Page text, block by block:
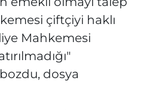
çiftçiyi haklı
Mahkemesi
dosya